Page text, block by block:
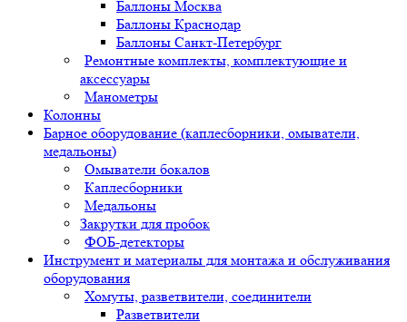
Баллоны Москва
Баллоны Краснодар
Баллоны Санкт-Петербург
Ремонтные комплекты, комплектующие и
аксессуары
Манометры
Колонны
Барное оборудование (каплесборники, омыватели,
медальоны)
Омыватели бокалов
Каплесборники
Медальоны
Закрутки для пробок
ФОБ-детекторы
Инструмент и материалы для монтажа и обслуживания
оборудования
Хомуты, разветвители, соединители
Разветвители